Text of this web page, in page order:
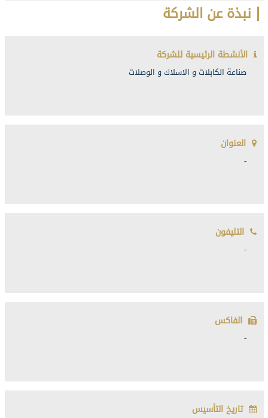
نبذة عن الشركة
الأنشطة الرئيسية للشركة
صناعة الكابلات و الاسلاك و الوصلات
العنوان
-
التليفون
-
الفاكس
-
تاريخ التأسيس